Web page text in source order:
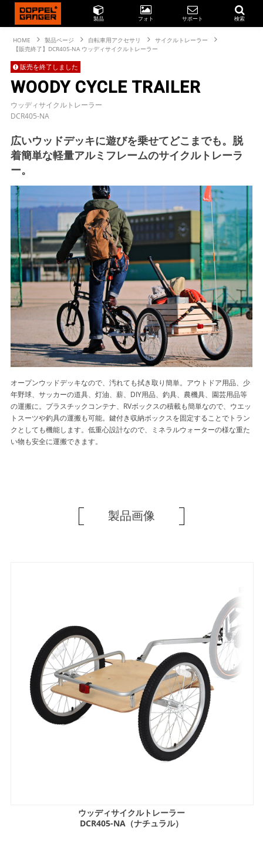
製品 フォト サポート 検索
HOME 製品ページ 自転車用アクセサリ
サイクルトレーラー
【販売終了】DCR405-NA ウッディサイクルトレーラー
販売を終了しました
WOODY CYCLE TRAILER
ウッディサイクルトレーラー
DCR405-NA
広いウッドデッキに遊びを乗せてどこまでも。脱
着簡単な軽量アルミフレームのサイクルトレーラ
ー。
オープンウッドデッキなので、汚れても拭き取り簡単。アウトドア用品、少
年野球、サッカーの道具、灯油、薪、DIY用品、釣具、農機具、園芸用品等
の運搬に。プラスチックコンテナ、RVボックスの積載も簡単なので、ウエッ
トスーツや釣具の運搬も可能。鍵付き収納ボックスを固定することでトラン
クとしても機能します。低重心設計なので、ミネラルウォーターの様な重た
い物も安全に運搬できます。
製品画像
ウッディサイクルトレーラー
DCR405-NA（ナチュラル）